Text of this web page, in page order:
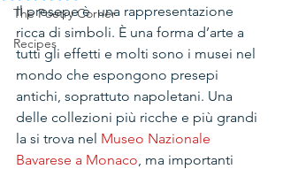
The Poetry Corner
Recipes
Il presepe è  una rappresentazione
ricca di simboli. È una forma d’arte a
tutti gli effetti e molti sono i musei nel
mondo che espongono presepi
antichi, soprattuto napoletani. Una
delle collezioni più ricche e più grandi
la si trova nel Museo Nazionale
Bavarese a Monaco, ma importanti